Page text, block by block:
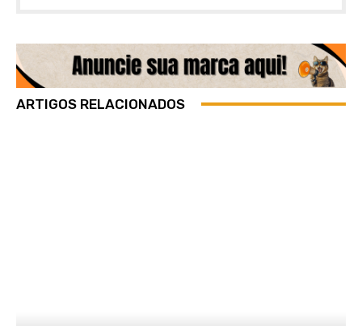
ARTIGOS RELACIONADOS